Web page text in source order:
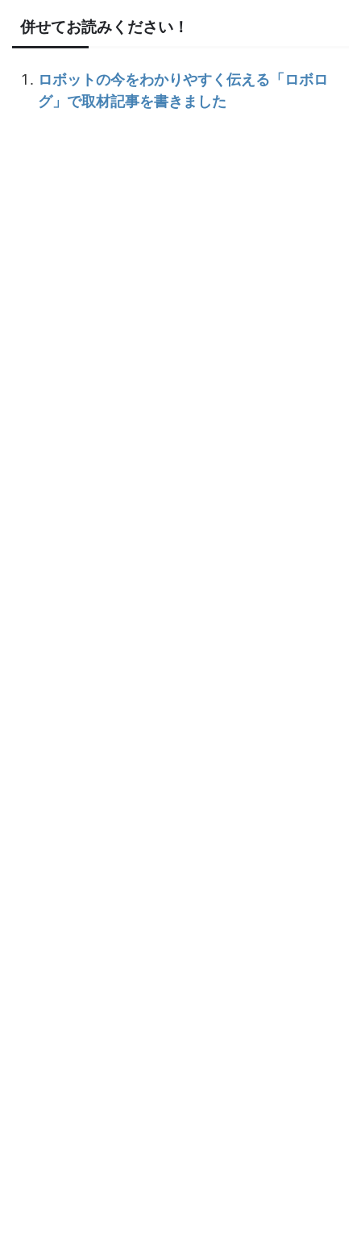
併せてお読みください！
ロボットの今をわかりやすく伝える「ロボロ
グ」で取材記事を書きました